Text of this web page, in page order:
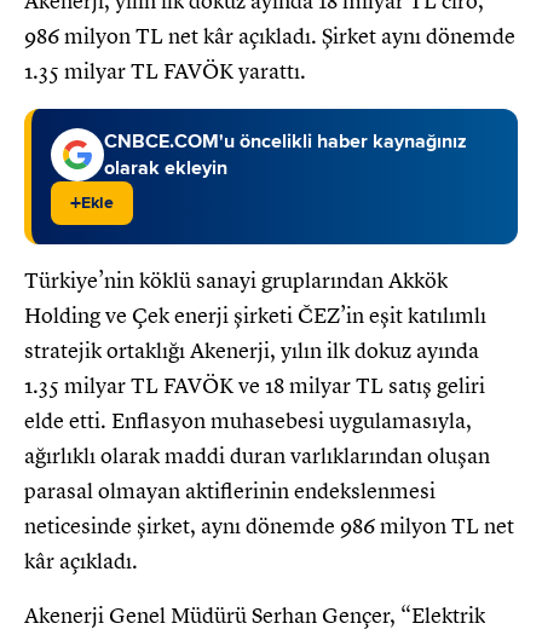
986 milyon TL net kâr açıkladı. Şirket aynı dönemde
1.35 milyar TL FAVÖK yarattı.
CNBCE.COM'u öncelikli haber kaynağınız
olarak ekleyin
+Ekle
Türkiye’nin köklü sanayi gruplarından Akkök
Holding ve Çek enerji şirketi ČEZ’in eşit katılımlı
stratejik ortaklığı Akenerji, yılın ilk dokuz ayında
1.35 milyar TL FAVÖK ve 18 milyar TL satış geliri
elde etti. Enflasyon muhasebesi uygulamasıyla,
ağırlıklı olarak maddi duran varlıklarından oluşan
parasal olmayan aktiflerinin endekslenmesi
neticesinde şirket, aynı dönemde 986 milyon TL net
kâr açıkladı.
Akenerji Genel Müdürü Serhan Gençer, “Elektrik